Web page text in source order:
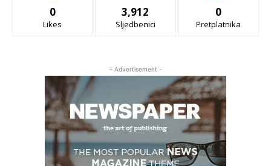
0
Likes
3,912
Sljedbenici
0
Pretplatnika
- Advertisement -